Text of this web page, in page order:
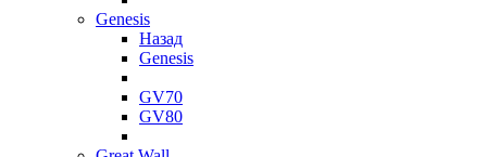
Genesis
Назад
Genesis
GV70
GV80